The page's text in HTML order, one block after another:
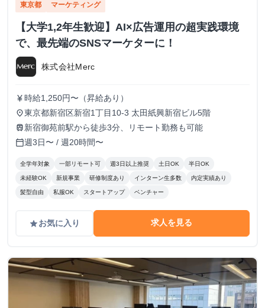
東京都 マーケティング
【大学1,2年生歓迎】AI×広告運用の超実践環境
で、最先端のSNSマーケターに！
株式会社Merc
currency_yen 時給1,250円〜（昇給あり）
place東京都新宿区新宿1丁目10-3 太田紙興新宿ビル5階
train 新宿御苑前駅から徒歩3分、リモート勤務も可能
calendar_today週3日〜 / 週20時間〜
全学年対象 一部リモート可 週3日以上推奨 土日OK 半日OK
未経験OK 新規事業 研修制度あり インターン生多数 内定実績あり
髪型自由 私服OK スタートアップ ベンチャー
gradeお気に入り 求人を見る